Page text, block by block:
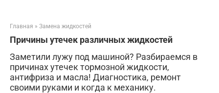
Главная » Замена жидкостей
Причины утечек различных жидкостей
Заметили лужу под машиной? Разбираемся в
причинах утечек тормозной жидкости,
антифриза и масла! Диагностика, ремонт
своими руками и когда к механику.